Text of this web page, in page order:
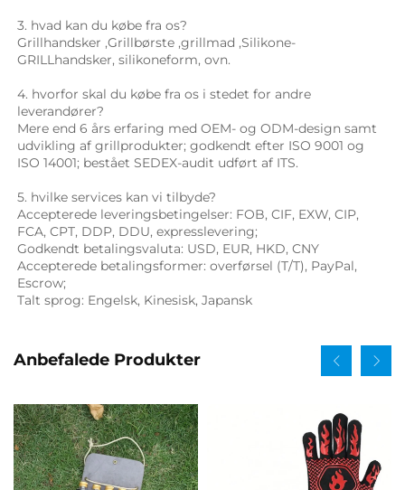
3. hvad kan du købe fra os?
Grillhandsker ,Grillbørste ,grillmad ,Silikone-
GRILLhandsker, silikoneform, ovn.
4. hvorfor skal du købe fra os i stedet for andre
leverandører?
Mere end 6 års erfaring med OEM- og ODM-design samt
udvikling af grillprodukter; godkendt efter ISO 9001 og
ISO 14001; bestået SEDEX-audit udført af ITS.
5. hvilke services kan vi tilbyde?
Accepterede leveringsbetingelser: FOB, CIF, EXW, CIP,
FCA, CPT, DDP, DDU, expresslevering;
Godkendt betalingsvaluta: USD, EUR, HKD, CNY
Accepterede betalingsformer: overførsel (T/T), PayPal,
Escrow;
Talt sprog: Engelsk, Kinesisk, Japansk
Anbefalede Produkter